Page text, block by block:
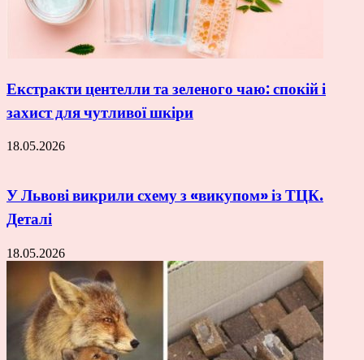
Екстракти центелли та зеленого чаю: спокій і
захист для чутливої шкіри
18.05.2026
У Львові викрили схему з «викупом» із ТЦК.
Деталі
18.05.2026